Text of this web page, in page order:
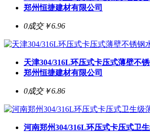
郑州恒捷建材有限公司
0成交￥6.96
天津304/316L环压式卡压式薄壁不
郑州恒捷建材有限公司
0成交￥6.86
河南郑州304/316L环压式卡压式卫